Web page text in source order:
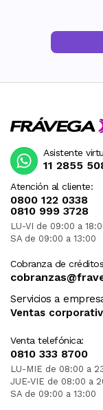
Atención al cliente:
0800 122 0338
0810 999 3728
LU-VI de 09:00 a
SA de 09:00 a 13:00
Cobranza de
Servicios a
Ventas
Venta telefónica:
0810 333 8700
LU-MIE de 08:00 a
JUE-VIE de 08:00 a
SA de 09:00 a 13:00
Asistente
11 2855